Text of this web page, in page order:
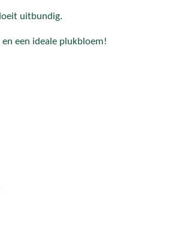
uitbundig.
een ideale plukbloem!